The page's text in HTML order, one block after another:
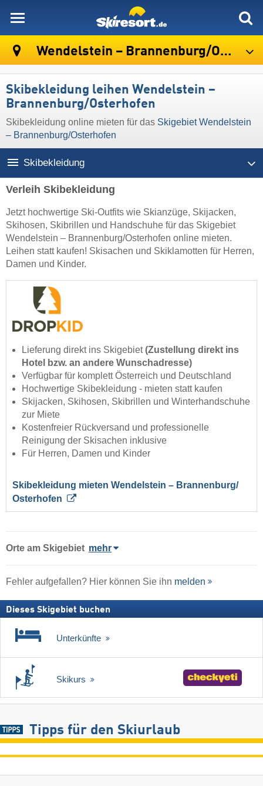
Wendelstein – Brannenburg/​Osterhofen
Skibekleidung leihen Wendelstein –
Brannenburg/​Osterhofen
Skibekleidung online mieten für das Skigebiet Wendelstein
– Brannenburg/​Osterhofen
Skibekleidung
Verleih Skibekleidung
Jetzt hochwertige Ski-Outfits wie Skianzüge, Skijacken,
Skihosen, Skibrillen und Handschuhe für das Skigebiet
Wendelstein – Brannenburg/​Osterhofen online mieten.
Leihen statt kaufen! Skisachen und Skiklamotten für Herren,
Damen und Kinder.
Lieferung direkt ins Skigebiet(Zustellung direkt ins
Hotel bzw. an andere Wunschadresse)
Verfügbar für komplett Österreich und Deutschland
Hochwertige Skibekleidung - mieten statt kaufen
Skijacken, Skihosen, Skibrillen und Winterhandschuhe
zur Miete
Kostenfreier Rückversand und professionelle
Reinigung der Skisachen inklusive
Für Herren, Damen und Kinder
Skibekleidung mieten Wendelstein – Brannenburg/​
Osterhofen
Orte am Skigebiet mehr
Fehler aufgefallen? Hier können Sie ihn melden
Dieses Skigebiet buchen
Unterkünfte
Skikurs
Tipps für den Skiurlaub